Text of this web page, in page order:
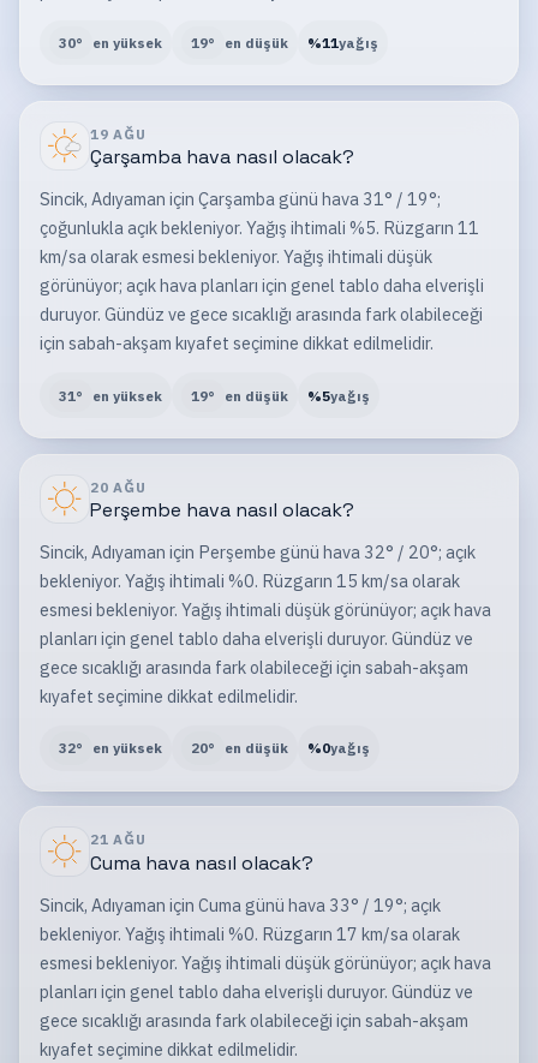
30° en yüksek 19° en düşük %11yağış
19 AĞU
Çarşambahava nasıl olacak?
Sincik, Adıyaman için Çarşamba günü hava 31° / 19°;
çoğunlukla açık bekleniyor. Yağış ihtimali %5. Rüzgarın 11
km/sa olarak esmesi bekleniyor. Yağış ihtimali düşük
görünüyor; açık hava planları için genel tablo daha elverişli
duruyor. Gündüz ve gece sıcaklığı arasında fark olabileceği
için sabah-akşam kıyafet seçimine dikkat edilmelidir.
31° en yüksek 19° en düşük %5yağış
20 AĞU
Perşembe hava nasıl olacak?
Sincik, Adıyaman için Perşembe günü hava 32° / 20°; açık
bekleniyor. Yağış ihtimali %0. Rüzgarın 15 km/sa olarak
esmesi bekleniyor. Yağış ihtimali düşük görünüyor; açık hava
planları için genel tablo daha elverişli duruyor. Gündüz ve
gece sıcaklığı arasında fark olabileceği için sabah-akşam
kıyafet seçimine dikkat edilmelidir.
32° en yüksek 20° en düşük %0yağış
21 AĞU
Cumahava nasıl olacak?
Sincik, Adıyaman için Cuma günü hava 33° / 19°; açık
bekleniyor. Yağış ihtimali %0. Rüzgarın 17 km/sa olarak
esmesi bekleniyor. Yağış ihtimali düşük görünüyor; açık hava
planları için genel tablo daha elverişli duruyor. Gündüz ve
gece sıcaklığı arasında fark olabileceği için sabah-akşam
kıyafet seçimine dikkat edilmelidir.